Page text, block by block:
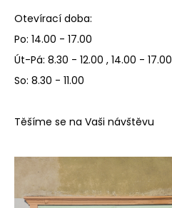
Otevírací doba:
Po: 14.00 - 17.00
Út-Pá: 8.30 - 12.00 , 14.00 - 17.00
So: 8.30 - 11.00
Těšíme se na Vaši návštěvu
e
n
a
j
í
?
HLEDAT